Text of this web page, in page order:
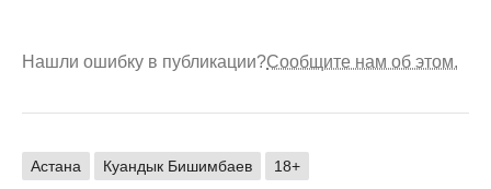
Нашли ошибку в публикации?Сообщите нам об этом.
Астана Куандык Бишимбаев 18+